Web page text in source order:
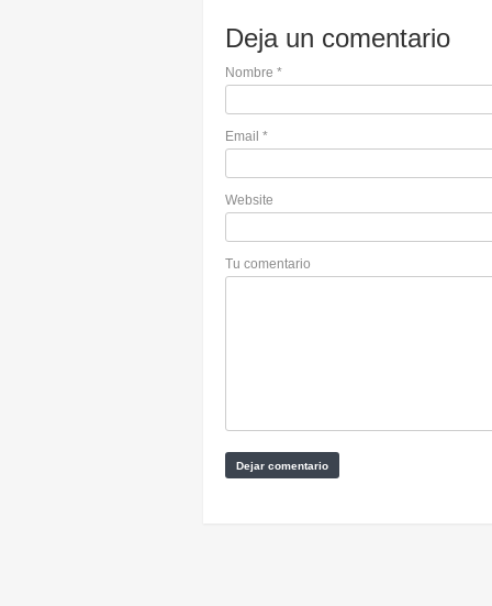
Deja un comentario
Nombre *
Email *
Website
Tu comentario